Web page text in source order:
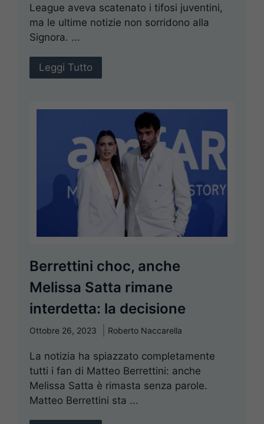
League aveva scatenato i tifosi juventini,
ma le ultime notizie non sorridono alla
Signora. ...
Leggi Tutto
Berrettini choc, anche
Melissa Satta rimane
interdetta: la decisione
Ottobre 26, 2023 Roberto Naccarella
La notizia ha spiazzato completamente
tutti i fan di Matteo Berrettini: anche
Melissa Satta è rimasta senza parole.
Matteo Berrettini sta ...